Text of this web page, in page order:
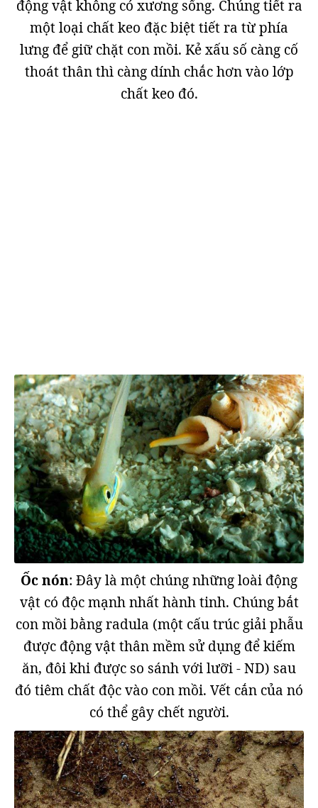
động vật không có xương sống. Chúng tiết ra
một loại chất keo đặc biệt tiết ra từ phía
lưng để giữ chặt con mồi. Kẻ xấu số càng cố
thoát thân thì càng dính chắc hơn vào lớp
chất keo đó.
Ốc nón: Đây là một chúng những loài động
vật có độc mạnh nhất hành tinh. Chúng bắt
con mồi bằng radula (một cấu trúc giải phẫu
được động vật thân mềm sử dụng để kiếm
ăn, đôi khi được so sánh với lưỡi - ND) sau
đó tiêm chất độc vào con mồi. Vết cắn của nó
có thể gây chết người.